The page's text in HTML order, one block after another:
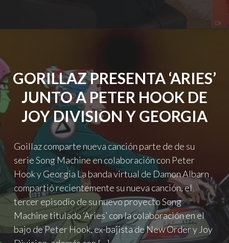
DESDE
CASA"
GORILLAZ PRESENTA ‘ARIES’
JUNTO A PETER HOOK DE
JOY DIVISION Y GEORGIA
Goillaz comparte nueva canción parte de de su
serie Song Machine en colaboración con Peter
Hook y Georgia La banda virtual de Damon Albarn
compartió recientemente su nueva canción, el
tercer episodio de su nuevo proyecto Song
Machine titulado ‘Aries’ con la colaboración en el
bajo de Peter Hook, ex-bajista de New Order y Joy